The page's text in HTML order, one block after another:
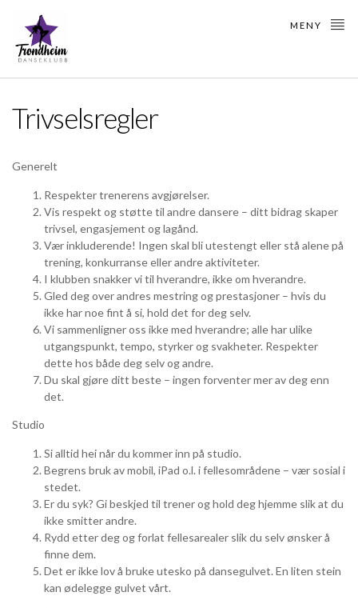
MENY
Trivselsregler
Generelt
Respekter trenerens avgjørelser.
Vis respekt og støtte til andre dansere – ditt bidrag skaper
trivsel, engasjement og lagånd.
Vær inkluderende! Ingen skal bli utestengt eller stå alene på
trening, konkurranse eller andre aktiviteter.
I klubben snakker vi til hverandre, ikke om hverandre.
Gled deg over andres mestring og prestasjoner – hvis du
ikke har noe fint å si, hold det for deg selv.
Vi sammenligner oss ikke med hverandre; alle har ulike
utgangspunkt, tempo, styrker og svakheter. Respekter
dette hos både deg selv og andre.
Du skal gjøre ditt beste – ingen forventer mer av deg enn
det.
Studio
Si alltid hei når du kommer inn på studio.
Begrens bruk av mobil, iPad o.l. i fellesområdene – vær sosial i
stedet.
Er du syk? Gi beskjed til trener og hold deg hjemme slik at du
ikke smitter andre.
Rydd etter deg og forlat fellesarealer slik du selv ønsker å
finne dem.
Det er ikke lov å bruke utesko på dansegulvet. En liten stein
kan ødelegge gulvet vårt.